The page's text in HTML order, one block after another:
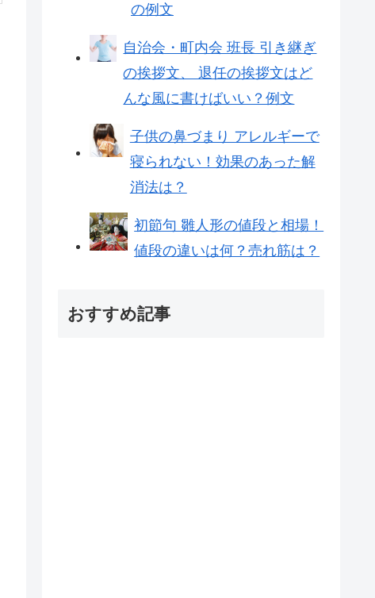
の例文
自治会・町内会 班長 引き継ぎ
の挨拶文、 退任の挨拶文はど
んな風に書けばいい？例文
子供の鼻づまり アレルギーで
寝られない！効果のあった解
消法は？
初節句 雛人形の値段と相場！
値段の違いは何？売れ筋は？
おすすめ記事